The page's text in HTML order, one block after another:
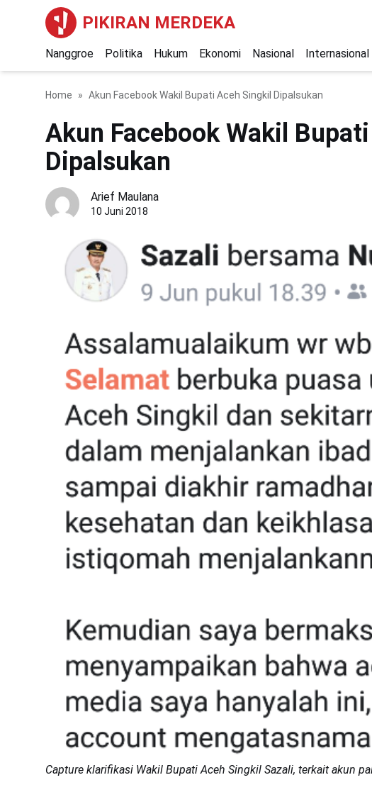
PIKIRAN MERDEKA
Nanggroe Politika Hukum Ekonomi Nasional Internasional
Home Akun Facebook Wakil Bupati Aceh Singkil Dipalsukan
Akun Facebook Wakil
Dipalsukan
Arief Maulana
10 Juni 2018
Capture klarifikasi Wakil Bupati Aceh Singkil Sazali, terkait akun